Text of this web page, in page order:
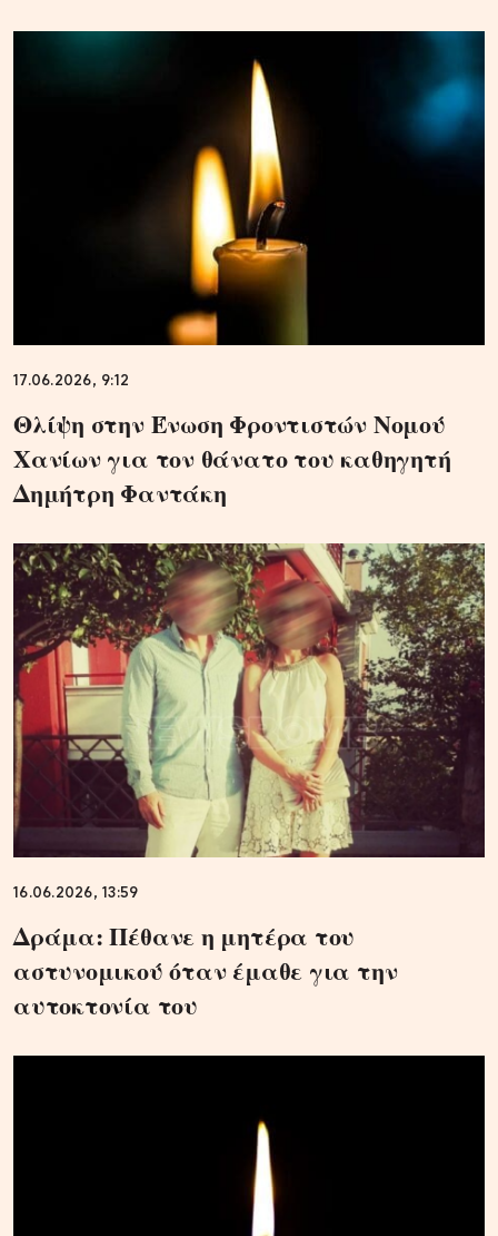
17.06.2026, 9:12
Θλίψη στην Ένωση Φροντιστών Νομού
Χανίων για τον θάνατο του καθηγητή
Δημήτρη Φαντάκη
16.06.2026, 13:59
Δράμα: Πέθανε η μητέρα του
αστυνομικού όταν έμαθε για την
αυτοκτονία του